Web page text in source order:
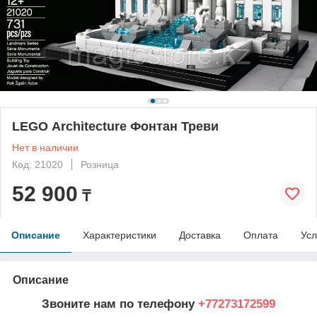
LEGO Architecture Фонтан Треви
Нет в наличии
Код: 21020
Розница
52 900 ₸
Описание Характеристики Доставка Оплата
Описание
Звоните нам по телефону +77273172599